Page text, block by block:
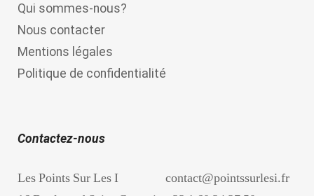
Qui sommes-nous?
Nous contacter
Mentions légales
Politique de confidentialité
Contactez-nous
Les Points Sur Les I
contact@pointssurlesi.fr